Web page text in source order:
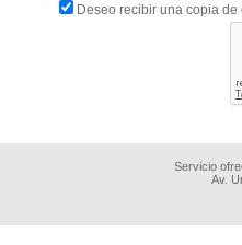
Deseo recibir una copia de
Servicio
Av.